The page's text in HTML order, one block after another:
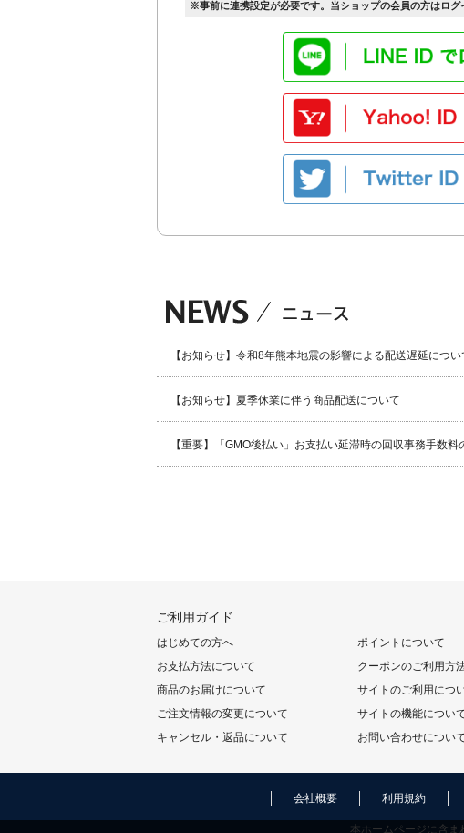
※事前に連携設定が必要です。当ショップの会員の方はログ
【お知らせ】令和8年熊本地震の影響による配送遅延につい
【お知らせ】夏季休業に伴う商品配送について
【重要】「GMO後払い」お支払い延滞時の回収事務手数料
ご利用ガイド
はじめての方へ
お支払方法について
商品のお届けについて
ご注文情報の変更について
キャンセル・返品について
ポイントについて
クーポンのご利用方
サイトのご利用につ
サイトの機能につい
お問い合わせについ
会社概要 利用規約
本ホームページに含ま